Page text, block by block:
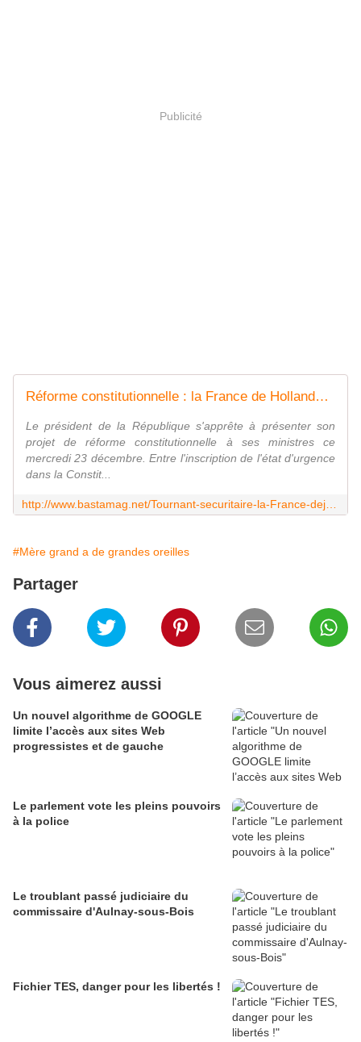
Publicité
Réforme constitutionnelle : la France de Hollande pire que les Etats-Unis de Bush ?
Le président de la République s'apprête à présenter son
projet de réforme constitutionnelle à ses ministres ce
mercredi 23 décembre. Entre l'inscription de l'état d'urgence
dans la Constit...
#Mère grand a de grandes oreilles
Partager
Vous aimerez aussi
Un nouvel algorithme de GOOGLE
limite l’accès aux sites Web
progressistes et de gauche
Le parlement vote les pleins pouvoirs
à la police
Le troublant passé judiciaire du
commissaire d'Aulnay-sous-Bois
Fichier TES, danger pour les libertés !